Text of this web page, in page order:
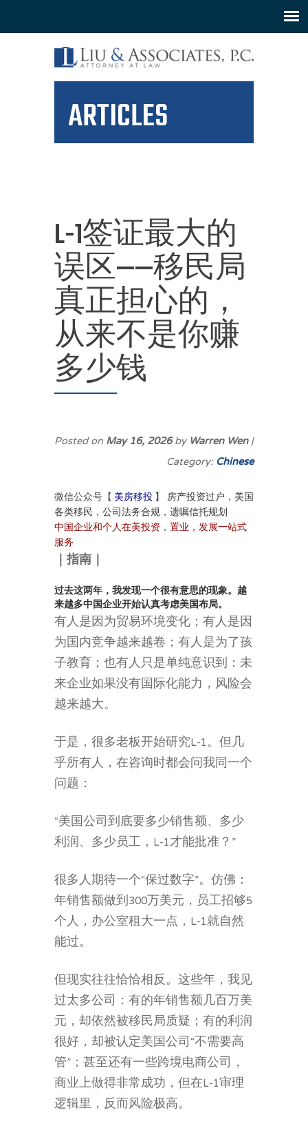
ARTICLES
L-1签证最大的
误区——移民局
真正担心的，
从来不是你赚
多少钱
Posted onMay 16, 2026byWarren Wen|
Category:Chinese
微信公众号【 美房移投 】
房产投资过户，美国
各类移民，公司法务合规，遗嘱信托规划
中国企业和个人在美投资，置业，发展一站式
服务
｜指南 ｜
过去这两年，我发现一个很有意思的现象。越
来越多中国企业开始认真考虑美国布局。
有人是因为贸易环境变化；有人是因
为国内竞争越来越卷；有人是为了孩
子教育；也有人只是单纯意识到：未
来企业如果没有国际化能力，风险会
越来越大。
于是，很多老板开始研究L-1。但几
乎所有人，在咨询时都会问我同一个
问题：
“美国公司到底要多少销售额、多少
利润、多少员工，L-1才能批准？”
很多人期待一个“保过数字”。仿佛：
年销售额做到300万美元，员工招够5
个人，办公室租大一点，L-1就自然
能过。
但现实往往恰恰相反。这些年，我见
过太多公司：有的年销售额几百万美
元，却依然被移民局质疑；有的利润
很好，却被认定美国公司“不需要高
管”；甚至还有一些跨境电商公司，
商业上做得非常成功，但在L-1审理
逻辑里，反而风险极高。